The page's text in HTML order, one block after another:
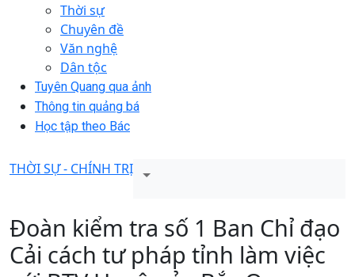
Thời sự
Chuyên đề
Văn nghệ
Dân tộc
Tuyên Quang qua ảnh
Thông tin quảng bá
Học tập theo Bác
THỜI SỰ - CHÍNH TRỊ
Đoàn kiểm tra số 1 Ban Chỉ đạo
Cải cách tư pháp tỉnh làm việc